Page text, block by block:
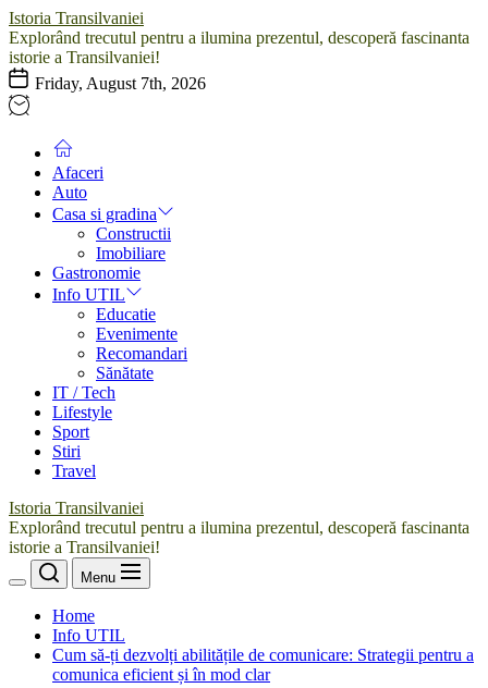
Skip
to
the
content
Istoria Transilvaniei
Explorând trecutul pentru a ilumina prezentul, descoperă fascinanta
istorie a Transilvaniei!
Friday, August 7th, 2026
Afaceri
Auto
Casa si gradina
Constructii
Imobiliare
Gastronomie
Info UTIL
Educatie
Evenimente
Recomandari
Sănătate
IT / Tech
Lifestyle
Sport
Stiri
Travel
Istoria Transilvaniei
Explorând trecutul pentru a ilumina prezentul, descoperă fascinanta
istorie a Transilvaniei!
Menu
Home
Info UTIL
Cum să-ți dezvolți abilitățile de comunicare: Strategii pentru a
comunica eficient și în mod clar